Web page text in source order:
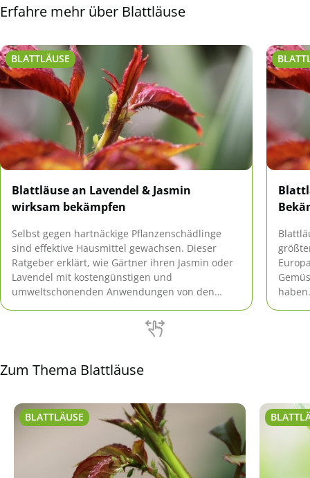
Erfahre mehr über Blattläuse
BLATTLÄUSE
Blattläuse an Lavendel & Jasmin
wirksam bekämpfen
Selbst gegen hartnäckige Pflanzenschädlinge
sind effektive Hausmittel gewachsen. Dieser
Ratgeber erklärt, wie Gärtner ihren Jasmin oder
Lavendel mit kostengünstigen und
umweltschonenden Anwendungen von den
Zum Thema Blattläuse
BLATTLÄUSE